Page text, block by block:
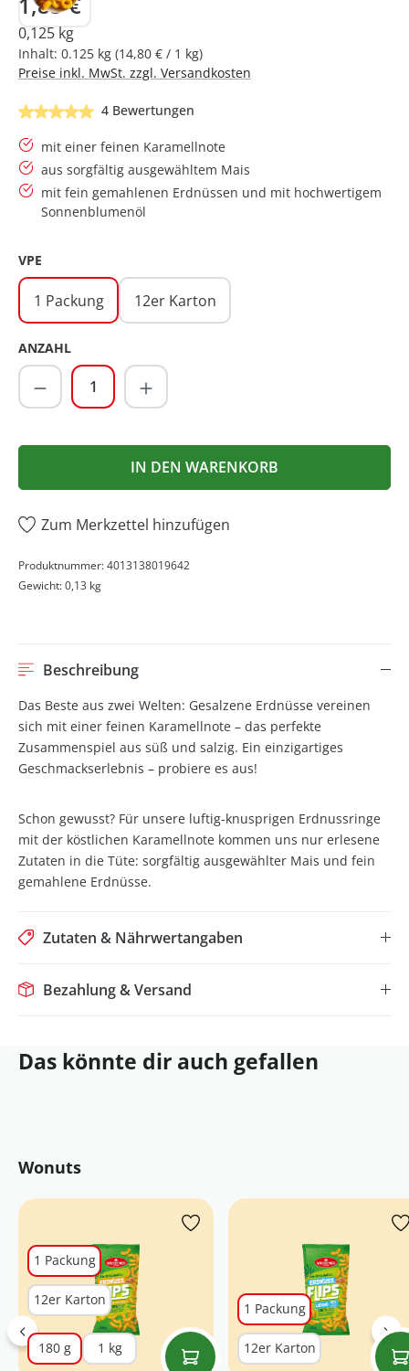
0,125 kg
Inhalt: 0.125 kg (14,80 € / 1 kg)
Preise inkl. MwSt. zzgl. Versandkosten
Durchschnittliche Bewertung von 5 von 5 Sternen
4 Bewertungen
mit einer feinen Karamellnote
aus sorgfältig ausgewähltem Mais
mit fein gemahlenen Erdnüssen und mit hochwertigem
Sonnenblumenöl
VPE
1 Packung 12er Karton
ANZAHL
Produkt Anzahl: Gib den gewünschten
IN DEN WARENKORB
Zum Merkzettel hinzufügen
Produktnummer:4013138019642
Gewicht:0,13 kg
Beschreibung
Das Beste aus zwei Welten: Gesalzene Erdnüsse vereinen
sich mit einer feinen Karamellnote – das perfekte
Zusammenspiel aus süß und salzig. Ein einzigartiges
Geschmackserlebnis – probiere es aus!
Schon gewusst? Für unsere luftig-knusprigen Erdnussringe
mit der köstlichen Karamellnote kommen uns nur erlesene
Zutaten in die Tüte: sorgfältig ausgewählter Mais und fein
gemahlene Erdnüsse.
Zutaten & Nährwertangaben
Bezahlung & Versand
Das könnte dir auch gefallen
Produktgalerie überspringen
Wonuts
1 Packung
12er Karton
180 g 1 kg
1 Packung
12er Karton